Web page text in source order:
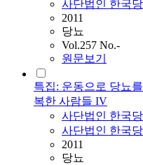
사단법인 한국
2011
당뇨
Vol.257 No.-
원문보기
특집: 운동으로 당뇨
복한 사람들 IV
사단법인 한국
사단법인 한국
2011
당뇨